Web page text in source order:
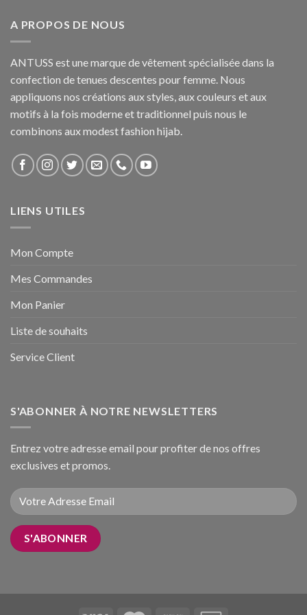
A PROPOS DE NOUS
ANTUSS est une marque de vêtement spécialisée dans la
confection de tenues descentes pour femme. Nous
appliquons nos créations aux styles, aux couleurs et aux
motifs à la fois moderne et traditionnel puis nous le
combinons aux modest fashion hijab.
LIENS UTILES
Mon Compte
Mes Commandes
Mon Panier
Liste de souhaits
Service Client
S'ABONNER À NOTRE NEWSLETTERS
Entrez votre adresse email pour profiter de nos offres
exclusives et promos.